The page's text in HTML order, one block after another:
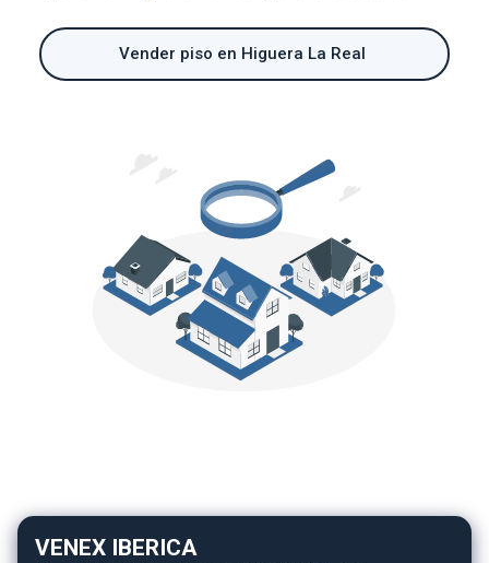
Vender piso en Higuera La Real
VENEX IBERICA